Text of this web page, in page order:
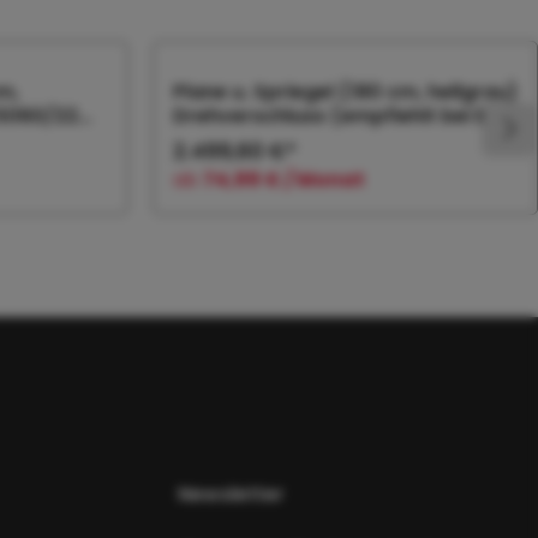
22
Plane u. Spriegel (180 cm, hellgrau)
Drehverschluss (empfiehlt bei Bl.
2.499,60 €*
ab 74,99 € / Monat
Newsletter